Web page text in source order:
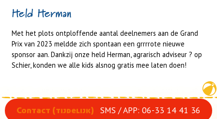
Held Herman
Met het plots ontploffende aantal deelnemers aan de Grand
Prix van 2023 meldde zich spontaan een grrrrote nieuwe
sponsor aan. Dankzij onze held Herman, agrarisch adviseur ? op
Schier, konden we alle kids alsnog gratis mee laten doen!
Contact (tijdelijk) SMS / APP: 06-33 14 41 36